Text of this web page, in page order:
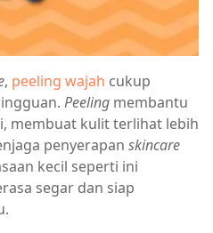
, peeling wajah cukup
Peeling membantu
membuat kulit terlihat lebih
penyerapan skincare
kecil seperti ini
segar dan siap